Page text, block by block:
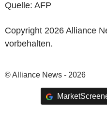
Quelle: AFP
Copyright 2026 Alliance
vorbehalten.
© Alliance News - 2026